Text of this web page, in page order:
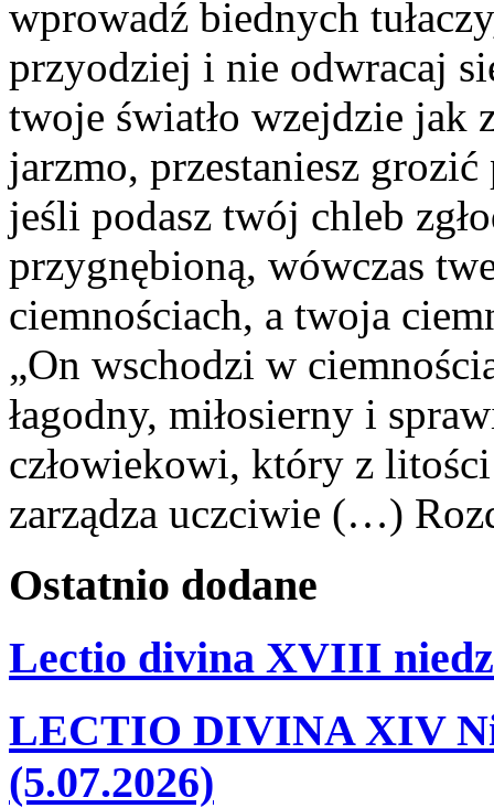
wprowadź biednych
przyodziej i nie odwracaj
twoje światło wzejdzie jak
jarzmo, przestaniesz
jeśli podasz twój chleb
przygnębioną, wówczas
ciemnościach, a twoja
„On wschodzi w
łagodny, miłosierny i
człowiekowi, który z
zarządza uczciwie (…)
Ostatnio dodane
Lectio divina XVIII
LECTIO DIVINA XIV
(5.07.2026)